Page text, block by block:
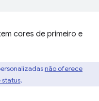
cores de primeiro e
não oferece
status.